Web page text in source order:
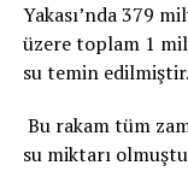
Yakası’nda 379
üzere toplam 1
su temin edilmiştir.
Bu rakam tüm
su miktarı